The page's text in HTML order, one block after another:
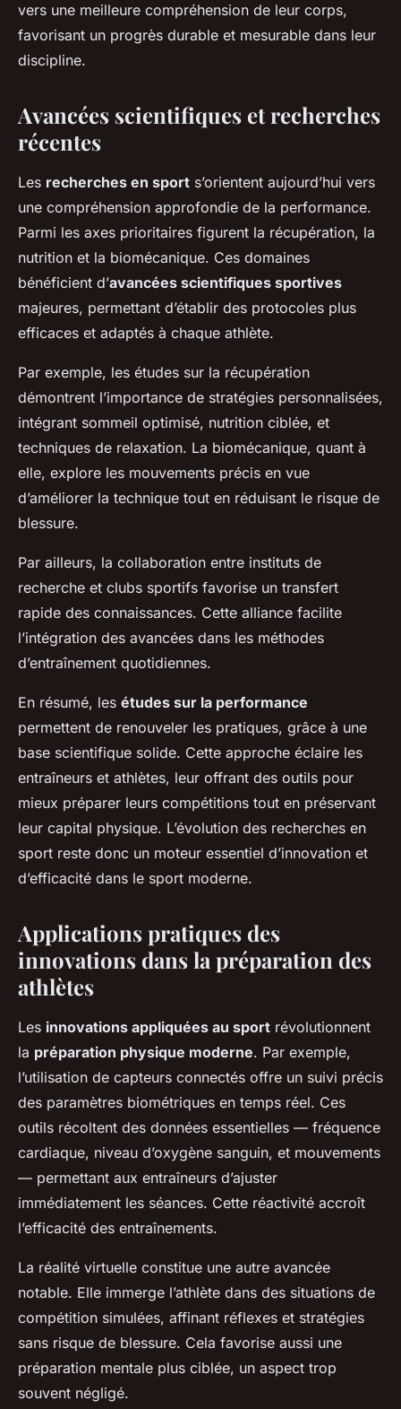
vers une meilleure compréhension de leur corps,
favorisant un progrès durable et mesurable dans leur
discipline.
Avancées scientifiques et recherches
récentes
Les recherches en sport s’orientent aujourd’hui vers
une compréhension approfondie de la performance.
Parmi les axes prioritaires figurent la récupération, la
nutrition et la biomécanique. Ces domaines
bénéficient d’avancées scientifiques sportives
majeures, permettant d’établir des protocoles plus
efficaces et adaptés à chaque athlète.
Par exemple, les études sur la récupération
démontrent l’importance de stratégies personnalisées,
intégrant sommeil optimisé, nutrition ciblée, et
techniques de relaxation. La biomécanique, quant à
elle, explore les mouvements précis en vue
d’améliorer la technique tout en réduisant le risque de
blessure.
Par ailleurs, la collaboration entre instituts de
recherche et clubs sportifs favorise un transfert
rapide des connaissances. Cette alliance facilite
l’intégration des avancées dans les méthodes
d’entraînement quotidiennes.
En résumé, les études sur la performance
permettent de renouveler les pratiques, grâce à une
base scientifique solide. Cette approche éclaire les
entraîneurs et athlètes, leur offrant des outils pour
mieux préparer leurs compétitions tout en préservant
leur capital physique. L’évolution des recherches en
sport reste donc un moteur essentiel d’innovation et
d’efficacité dans le sport moderne.
Applications pratiques des
innovations dans la préparation des
athlètes
Les innovations appliquées au sport révolutionnent
la préparation physique moderne. Par exemple,
l’utilisation de capteurs connectés offre un suivi précis
des paramètres biométriques en temps réel. Ces
outils récoltent des données essentielles — fréquence
cardiaque, niveau d’oxygène sanguin, et mouvements
— permettant aux entraîneurs d’ajuster
immédiatement les séances. Cette réactivité accroît
l’efficacité des entraînements.
La réalité virtuelle constitue une autre avancée
notable. Elle immerge l’athlète dans des situations de
compétition simulées, affinant réflexes et stratégies
sans risque de blessure. Cela favorise aussi une
préparation mentale plus ciblée, un aspect trop
souvent négligé.